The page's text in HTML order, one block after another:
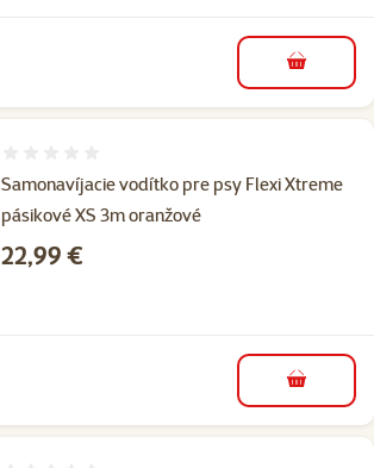
do košíka
Samonavíjacie vodítko pre psy Flexi Xtreme
pásikové XS 3m oranžové
Cena
22,99 €
do košíka